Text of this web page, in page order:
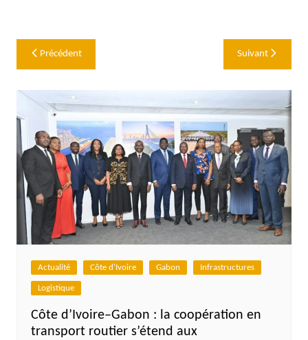
Navigation
de
l’article
Précédent Suivant
Actualité Côte d'Ivoire Gabon Infrastructures
Logistique
Côte d’Ivoire–Gabon : la coopération en
transport routier s’étend aux